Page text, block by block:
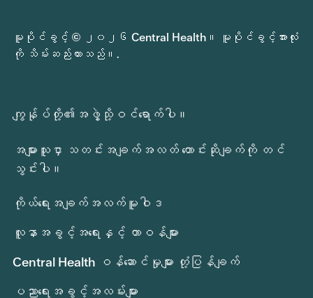
မူပိုင်ခွင့် © ၂၀၂၆ Central Health။ မူပိုင်ခွင့်အားလုံး
ကို သိမ်းဆည်းထားသည်။.
ကျွန်ုပ်တို့၏အဖွဲ့သို့ဝင်ရောက်ပါ။
အများသူငှာ သတင်းအချက်အလတ် တောင်းဆိုချက်ကို တင်
သွင်းပါ။
ကိုယ်ရေးအချက်အလက်မူဝါဒ
လူနာအခွင့်အရေးနှင့် တာဝန်များ
Central Health ဝန်ဆောင်မှုများ တုံ့ပြန်ချက်
ပညာရေးအခွင့်အလမ်းများ